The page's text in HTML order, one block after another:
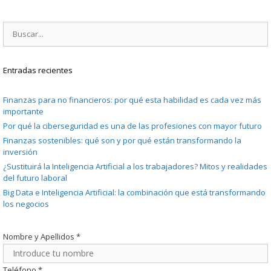
Entradas recientes
Finanzas para no financieros: por qué esta habilidad es cada vez más
importante
Por qué la ciberseguridad es una de las profesiones con mayor futuro
Finanzas sostenibles: qué son y por qué están transformando la
inversión
¿Sustituirá la Inteligencia Artificial a los trabajadores? Mitos y realidades
del futuro laboral
Big Data e Inteligencia Artificial: la combinación que está transformando
los negocios
Nombre y Apellidos *